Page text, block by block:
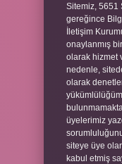
Sitemiz, 5651
gereğince
İletişim
onaylanmış
olarak hizmet
nedenle,
olarak
üyelerimiz
siteye üye
kabul etmiş